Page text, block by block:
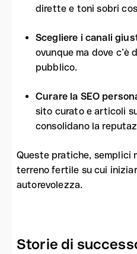
dirette e toni sobri
Scegliere i canali
ovunque ma dove c’è
pubblico.
Curare la SEO
sito curato e articoli
consolidano la
Queste pratiche, semplici
terreno fertile su cui
autorevolezza.
Storie di